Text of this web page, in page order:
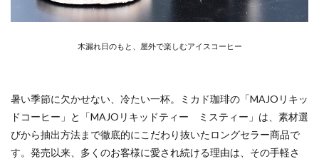
木漏れ日のもと、屋外で楽しむアイスコーヒー
暑い季節に欠かせない、冷たい一杯。ミカド珈琲の「MAJOリキッ
ドコーヒー」と「MAJOリキッドティー ミスティー」は、素材選
びから抽出方法まで徹底的にこだわり抜いたロングセラー商品で
す。発売以来、多くのお客様に愛され続ける理由は、その手軽さ